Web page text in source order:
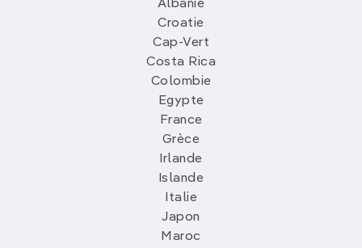
Albanie
Croatie
Cap-Vert
Costa Rica
Colombie
Egypte
France
Grèce
Irlande
Islande
Italie
Japon
Maroc